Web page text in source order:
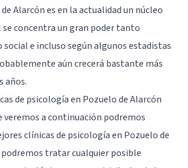
Alarcónes en la actualidad un núcleo
se concentra un gran poder tanto
e incluso según algunos estadistas
aún crecerá bastante más
años.
de psicología en Pozuelo de Alarcón
veremos a continuación podremos
clínicas de psicología en Pozuelo de
tratar cualquier posible